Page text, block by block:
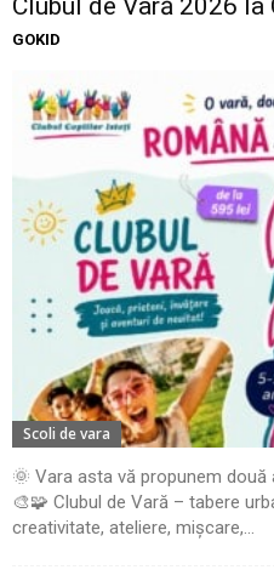
Clubul de Vară 2026
GOKID
Scoli de vara
🌞 Vara asta vă propunem
🎨🧩 Clubul de Vară – tabere
creativitate, ateliere, mișcare,...